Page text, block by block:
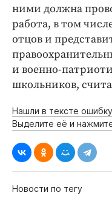
ними должна
работа, в том
отцов и
и военно-
школьников,
Нашли в тексте
Выделите её и
Новости по тегу